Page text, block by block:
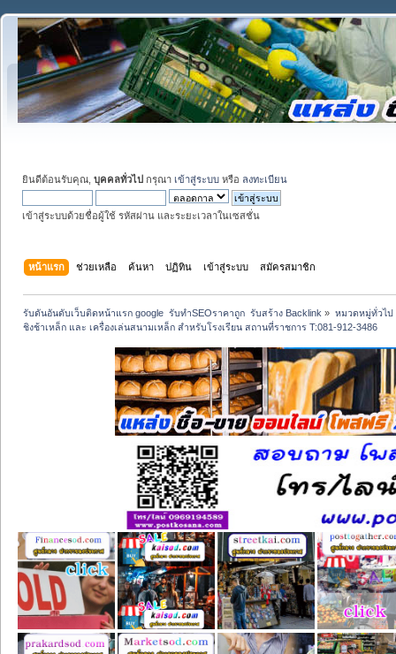
ยินดีต้อนรับคุณ, บุคคลทั่วไป กรุณา เข้าสู่ระบบ หรือ ลงทะเบียน
เข้าสู่ระบบด้วยชื่อผู้ใช้ รหัสผ่าน และระยะเวลาในเซสชั่น
หน้าแรก ช่วยเหลือ ค้นหา ปฏิทิน เข้าสู่ระบบ สมัครสมาชิก
รับดันอันดับเว็บติดหน้าแรก google  รับทำSEOราคาถูก  รับสร้าง Backlink » หมวดหมู่ทั่วไป
ชิงช้าเหล็ก และ เครื่องเล่นสนามเหล็ก สำหรับโรงเรียน สถานที่ราชการ T:081-912-3486